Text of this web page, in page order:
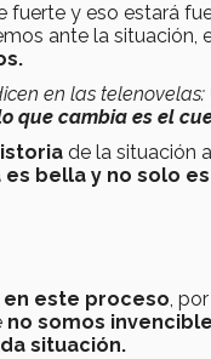
fuerte y eso estará
ante la situación,
en las
que cambia es el
de la situación
es bella y no solo
este proceso,
no somos
situación.